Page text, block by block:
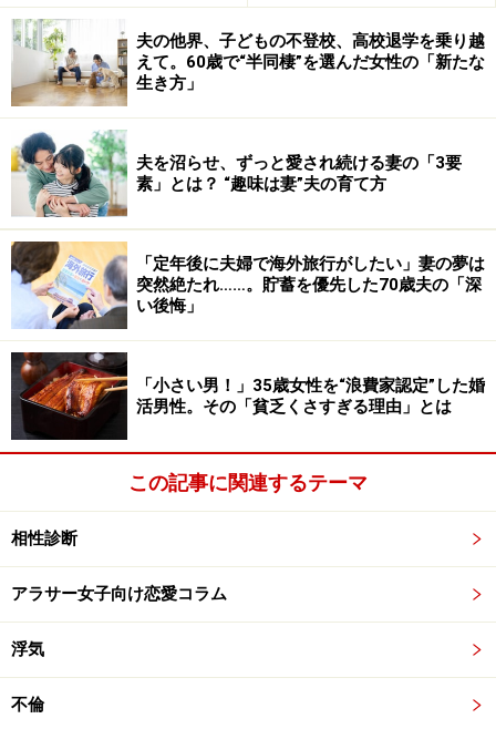
という女子にはオススメかも！ どんな男性でも転職で
心身ともに不安定なる分、支えをもとめる傾向はあるだ
ろうから。
多少の安定願望がある男ならなおさら、転職を機に勢い
づいて結婚ということもありえる。
だけど、友人の答えは異なった。
同棲作戦よりも効く、適度な放任主義作戦
彼のほうは、「転職を機に一緒に住むのもアリ」だと言
っていたにも関わらず、彼女は、やはり、別々に住ん
で、これまで通りマイペース関係を続けようと提案し
た。もちろん、前述のように不安も大きいし、ある意
味、転職を逃したら、結婚する機会が次にいつめぐって
くるかわからない。けれど、彼女はいう。
「まだ関係が熟してないし、２人の心が安定していない
のに、一緒に住んでもボロが出ると思う。表面上、なれ
合うだけで、心は不安定なまま。トキメキは消えてしま
人と一緒に住んできた経験があるからわかるの」
夫の他界、子どもの不登校、高校退学を乗り越
えて。60歳で“半同棲”を選んだ女性の「新たな
生き方」
夫を沼らせ、ずっと愛され続ける妻の「3要
素」とは？ “趣味は妻”夫の育て方
「定年後に夫婦で海外旅行がしたい」妻の夢は
突然絶たれ……。貯蓄を優先した70歳夫の「深
い後悔」
「小さい男！」35歳女性を“浪費家認定”した婚
活男性。その「貧乏くさすぎる理由」とは
この記事に関連するテーマ
相性診断
アラサー女子向け恋愛コラム
浮気
不倫